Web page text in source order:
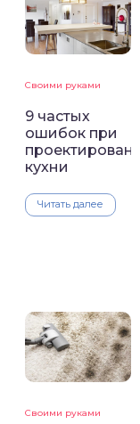
Своими руками
9 частых
ошибок при
кухни
Читать далее
Своими руками